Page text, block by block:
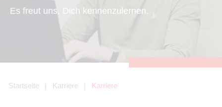
Es freut uns, Dich kennenzulernen.
Startseite Karriere Karriere
Diese Cookies sind erforderlich, um
unsere Website auf Ihre Bedürfnisse hin
zu optimieren. Hierzu gehört eine
bedarfsgerechte Gestaltung und
fortlaufende Verbesserung unseres
Angebotes einschließlich der
Angeboten von z.B. Facebook und
LinkedIn.